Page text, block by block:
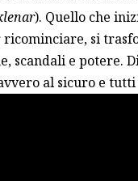
). Quello che
ricominciare, si
scandali e potere.
al sicuro e